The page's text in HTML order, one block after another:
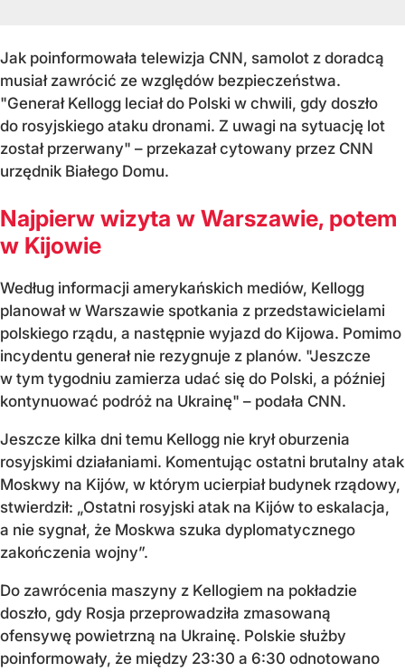
Jak poinformowała telewizja CNN, samolot z doradcą
musiał zawrócić ze względów bezpieczeństwa.
"Generał Kellogg leciał do Polski w chwili, gdy doszło
do rosyjskiego ataku dronami. Z uwagi na sytuację lot
został przerwany" – przekazał cytowany przez CNN
urzędnik Białego Domu.
Najpierw wizyta w Warszawie, potem
w Kijowie
Według informacji amerykańskich mediów, Kellogg
planował w Warszawie spotkania z przedstawicielami
polskiego rządu, a następnie wyjazd do Kijowa. Pomimo
incydentu generał nie rezygnuje z planów. "Jeszcze
w tym tygodniu zamierza udać się do Polski, a później
kontynuować podróż na Ukrainę" – podała CNN.
Jeszcze kilka dni temu Kellogg nie krył oburzenia
rosyjskimi działaniami. Komentując ostatni brutalny atak
Moskwy na Kijów, w którym ucierpiał budynek rządowy,
stwierdził: „Ostatni rosyjski atak na Kijów to eskalacja,
a nie sygnał, że Moskwa szuka dyplomatycznego
zakończenia wojny”.
Do zawrócenia maszyny z Kellogiem na pokładzie
doszło, gdy Rosja przeprowadziła zmasowaną
ofensywę powietrzną na Ukrainę. Polskie służby
poinformowały, że między 23:30 a 6:30 odnotowano